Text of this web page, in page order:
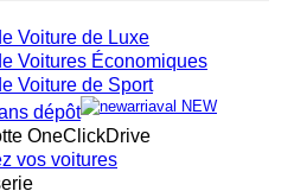
Voiture de Luxe
Voitures Économiques
Voiture de Sport
dépôt
NEW
OneClickDrive
vos voitures